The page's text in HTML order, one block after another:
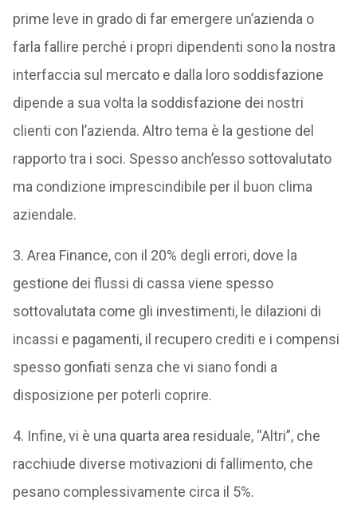
prime leve in grado di far emergere un’azienda o
farla fallire perché i propri dipendenti sono la nostra
interfaccia sul mercato e dalla loro soddisfazione
dipende a sua volta la soddisfazione dei nostri
clienti con l’azienda. Altro tema è la gestione del
rapporto tra i soci. Spesso anch’esso sottovalutato
ma condizione imprescindibile per il buon clima
aziendale.
3. Area Finance, con il 20% degli errori, dove la
gestione dei flussi di cassa viene spesso
sottovalutata come gli investimenti, le dilazioni di
incassi e pagamenti, il recupero crediti e i compensi
spesso gonfiati senza che vi siano fondi a
disposizione per poterli coprire.
4. Infine, vi è una quarta area residuale, “Altri”, che
racchiude diverse motivazioni di fallimento, che
pesano complessivamente circa il 5%.